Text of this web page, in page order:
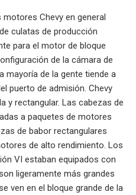
Chevy en general
culatas de producción
para el motor de bloque
de la cámara de
mayoría de la gente tiende a
puerto de admisión. Chevy
y rectangular. Las cabezas de
a paquetes de motores
de babor rectangulares
de alto rendimiento. Los
VI estaban equipados con
ligeramente más grandes
ven en el bloque grande de la